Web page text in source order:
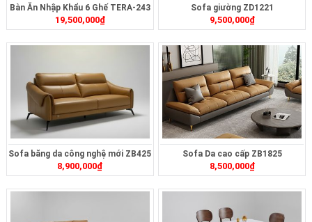
Bàn Ăn Nhập Khẩu 6 Ghế TERA-243
19,500,000₫
Sofa giường ZD1221
9,500,000₫
Sofa băng da công nghệ mới ZB425
8,900,000₫
Sofa Da cao cấp ZB1825
8,500,000₫